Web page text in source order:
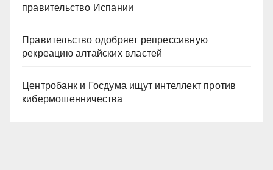
правительство Испании
Правительство одобряет репрессивную
рекреацию алтайских властей
Центробанк и Госдума ищут интеллект против
кибермошенничества